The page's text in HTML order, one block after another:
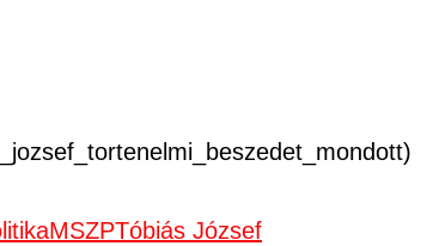
MSZPTóbiás József